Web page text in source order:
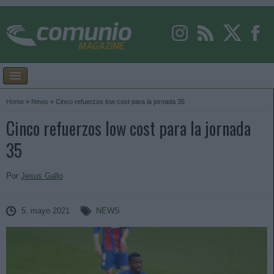
Home » News » Cinco refuerzos low cost para la jornada 35
Cinco refuerzos low cost para la jornada
35
Por Jesus Gallo
5. mayo 2021 NEWS